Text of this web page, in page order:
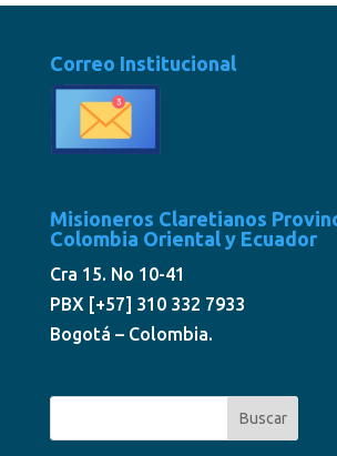
Correo Institucional
Misioneros Claretianos
Colombia Oriental y Ecuador
Cra 15. No 10-41
PBX [+57] 310 332 7933
Bogotá – Colombia.